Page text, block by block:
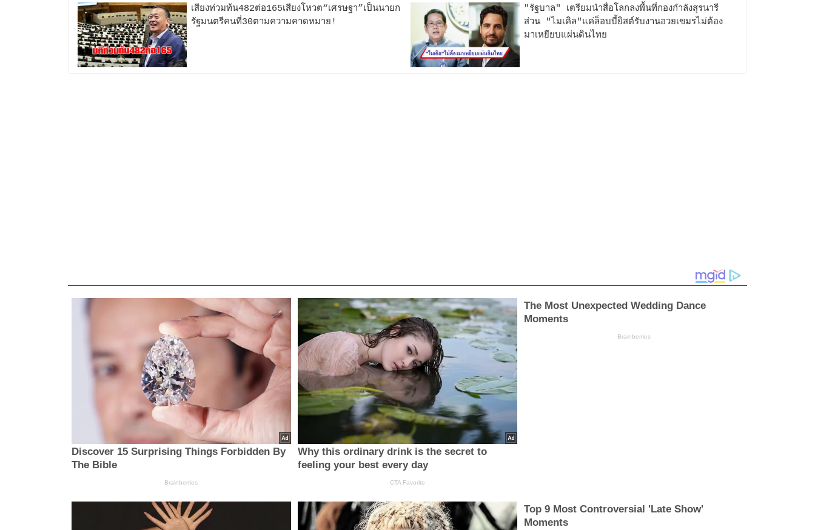
เสียงท่วมท้น482ต่อ165เสียงโหวต“เศรษฐา”เป็นนายก
รัฐมนตรีคนที่30ตามความคาดหมาย!
"รัฐบาล" เตรียมนำสื่อโลกลงพื้นที่กองกำลังสุรนารี
ส่วน "ไมเคิล"แค่ล็อบบี้ยิสต์รับงานอวยเขมรไม่ต้อง
มาเหยียบแผ่นดินไทย